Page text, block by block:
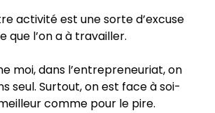
activité est une sorte d’excuse
que l’on a à travailler.
moi, dans l’entrepreneuriat, on
seul. Surtout, on est face à soi-
comme pour le pire.